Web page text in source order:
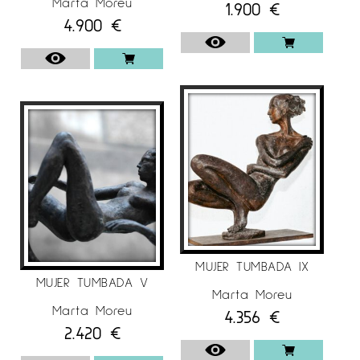
Per exemple, els seus dos darrers anys vivint
a Miami han estat molt importants per poder
desenvolupar la seva nova sèrie d’escultures
basada en la natura i els seus quatre
El seu marit i tres fills també han estat
determinants en les seves creacions, són una
font constant d’inspiració a més de
proporcionar-li un suport incondicional.
Les seves creacions neixen del subconscient i
dels seus sentiments més profunds amb la
intenció de comunicar i expressar pràcticament
autobiogràfic i sincerament buscant
És una artista figurativa, però la distorsió, el
moviment, la ingravidesa i el simbolisme
4.900 €
MUJER TUMBADA V
Marta Moreu
2.420 €
1.900 €
MUJER TUMBADA IX
Marta Moreu
4.356 €